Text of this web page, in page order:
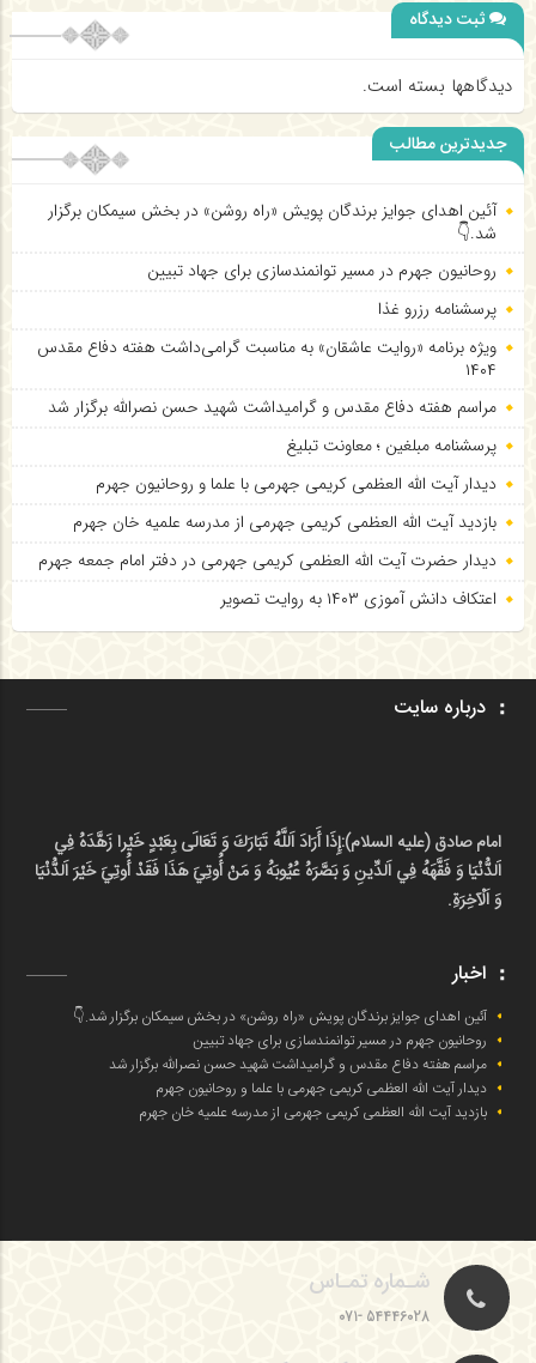
ثبت دیدگاه
دیدگاهها بسته است.
جدیدترین مطالب
آئین اهدای جوایز برندگان پویش «راه روشن» در بخش سیمکان برگزار
شد.👇
روحانیون جهرم در مسیر توانمندسازی برای جهاد تبیین
پرسشنامه رزرو غذا
ویژه برنامه «روایت عاشقان» به مناسبت گرامی‌داشت هفته دفاع مقدس
۱۴۰۴
مراسم هفته دفاع مقدس و گرامیداشت شهید حسن نصرالله برگزار شد
پرسشنامه مبلغین ؛ معاونت تبلیغ
دیدار آیت الله العظمی کریمی جهرمی با علما و روحانیون جهرم
بازدید آیت الله العظمی کریمی جهرمی از مدرسه علمیه خان جهرم
دیدار حضرت آیت الله العظمی کریمی جهرمی در دفتر امام جمعه جهرم
اعتکاف دانش آموزی ۱۴۰۳ به روایت تصویر
درباره سایت
امام صادق (علیه السلام):إِذَا أَرَادَ اَللَّهُ تَبَارَكَ وَ تَعَالَى بِعَبْدٍ خَيْرا زَهَّدَهُ فِي
اَلدُّنْيَا وَ فَقَّهَهُ فِي اَلدِّينِ وَ بَصَّرَهُ عُيُوبَهُ وَ مَنْ أُوتِيَ هَذَا فَقَدْ أُوتِيَ خَيْرَ اَلدُّنْيَا
وَ اَلْآخِرَةِ.
اخبار
آئین اهدای جوایز برندگان پویش «راه روشن» در بخش سیمکان برگزار شد.👇
روحانیون جهرم در مسیر توانمندسازی برای جهاد تبیین
مراسم هفته دفاع مقدس و گرامیداشت شهید حسن نصرالله برگزار شد
دیدار آیت الله العظمی کریمی جهرمی با علما و روحانیون جهرم
بازدید آیت الله العظمی کریمی جهرمی از مدرسه علمیه خان جهرم
شـماره تمـاس
54446028 -071